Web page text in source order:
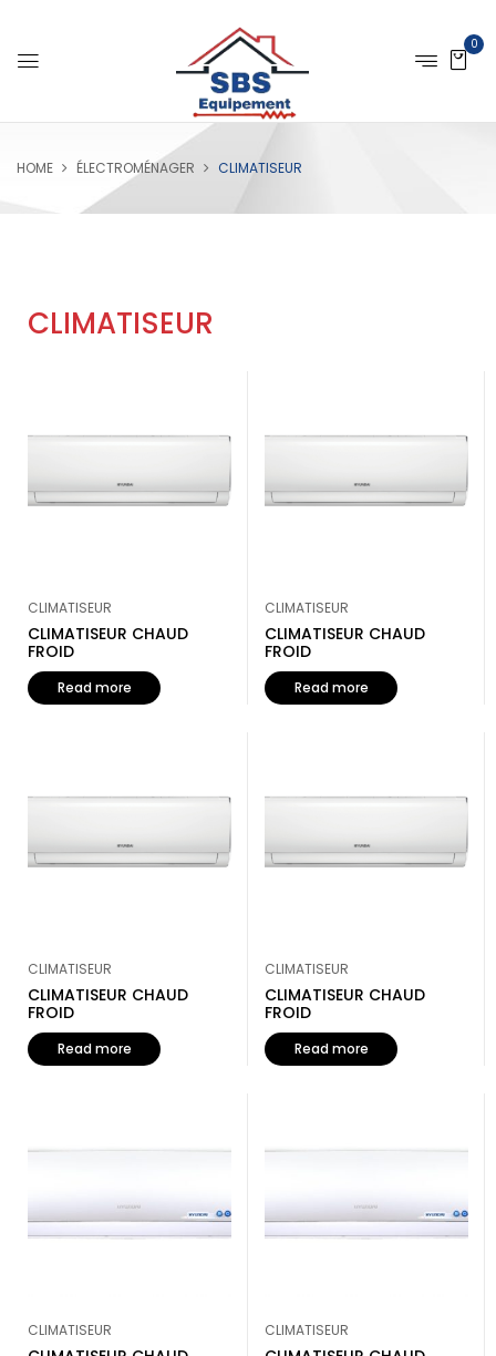
0
HOME ÉLECTROMÉNAGER CLIMATISEUR
CLIMATISEUR
CLIMATISEUR
CLIMATISEUR CHAUD
FROID
Read more
CLIMATISEUR
CLIMATISEUR CHAUD
FROID
Read more
CLIMATISEUR
CLIMATISEUR CHAUD
FROID
Read more
CLIMATISEUR
CLIMATISEUR CHAUD
FROID
Read more
CLIMATISEUR CLIMATISEUR